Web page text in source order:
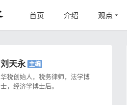
首页 介绍 观点
刘天永 主编
华税创始人，税务律师，法学博
士，经济学博士后。